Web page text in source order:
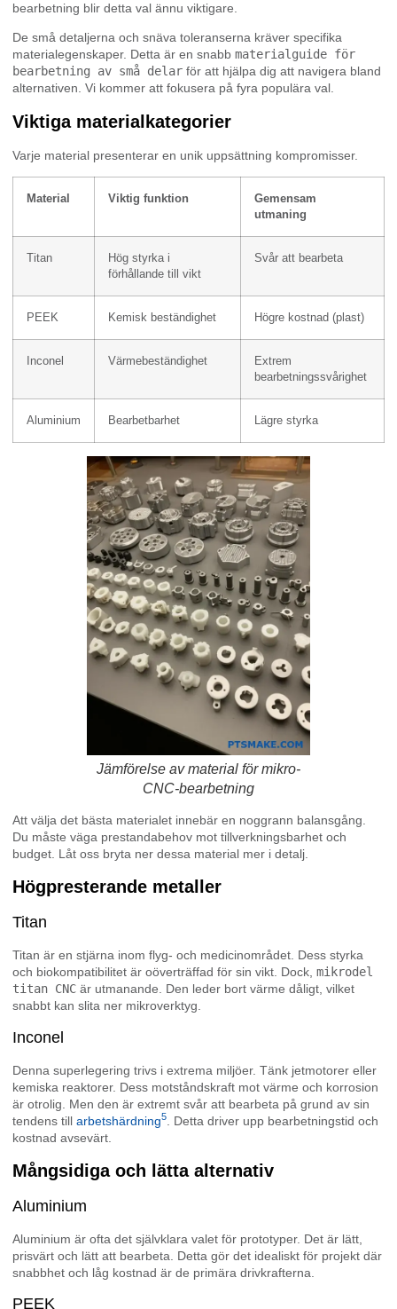
bearbetning blir detta val ännu viktigare.
De små detaljerna och snäva toleranserna kräver specifika
materialegenskaper. Detta är en snabb materialguide för
bearbetning av små delar för att hjälpa dig att navigera bland
alternativen. Vi kommer att fokusera på fyra populära val.
Viktiga materialkategorier
Varje material presenterar en unik uppsättning kompromisser.
Material Viktig funktion
Gemensam
utmaning
Titan
Hög styrka i
förhållande till vikt
Svår att bearbeta
PEEK Kemisk beständighet Högre kostnad (plast)
Inconel Värmebeständighet
Extrem
bearbetningssvårighet
Aluminium Bearbetbarhet Lägre styrka
Jämförelse av material för mikro-
CNC-bearbetning
Att välja det bästa materialet innebär en noggrann balansgång.
Du måste väga prestandabehov mot tillverkningsbarhet och
budget. Låt oss bryta ner dessa material mer i detalj.
Högpresterande metaller
Titan
Titan är en stjärna inom flyg- och medicinområdet. Dess styrka
och biokompatibilitet är oöverträffad för sin vikt. Dock, mikrodel
titan CNC är utmanande. Den leder bort värme dåligt, vilket
snabbt kan slita ner mikroverktyg.
Inconel
Denna superlegering trivs i extrema miljöer. Tänk jetmotorer eller
kemiska reaktorer. Dess motståndskraft mot värme och korrosion
är otrolig. Men den är extremt svår att bearbeta på grund av sin
tendens till arbetshärdning5
. Detta driver upp bearbetningstid och
kostnad avsevärt.
Mångsidiga och lätta alternativ
Aluminium
Aluminium är ofta det självklara valet för prototyper. Det är lätt,
prisvärt och lätt att bearbeta. Detta gör det idealiskt för projekt där
snabbhet och låg kostnad är de primära drivkrafterna.
PEEK